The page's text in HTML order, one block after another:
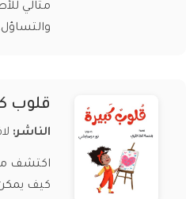
مثالي
والتساؤل.
قلوب
الناشر:
اكتشف
كيف